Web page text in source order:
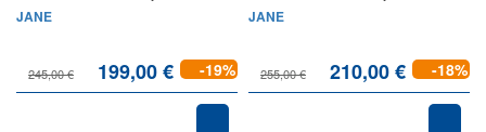
JANE
245,00 € 199,00 € -19%
JANE
255,00 € 210,00 € -18%